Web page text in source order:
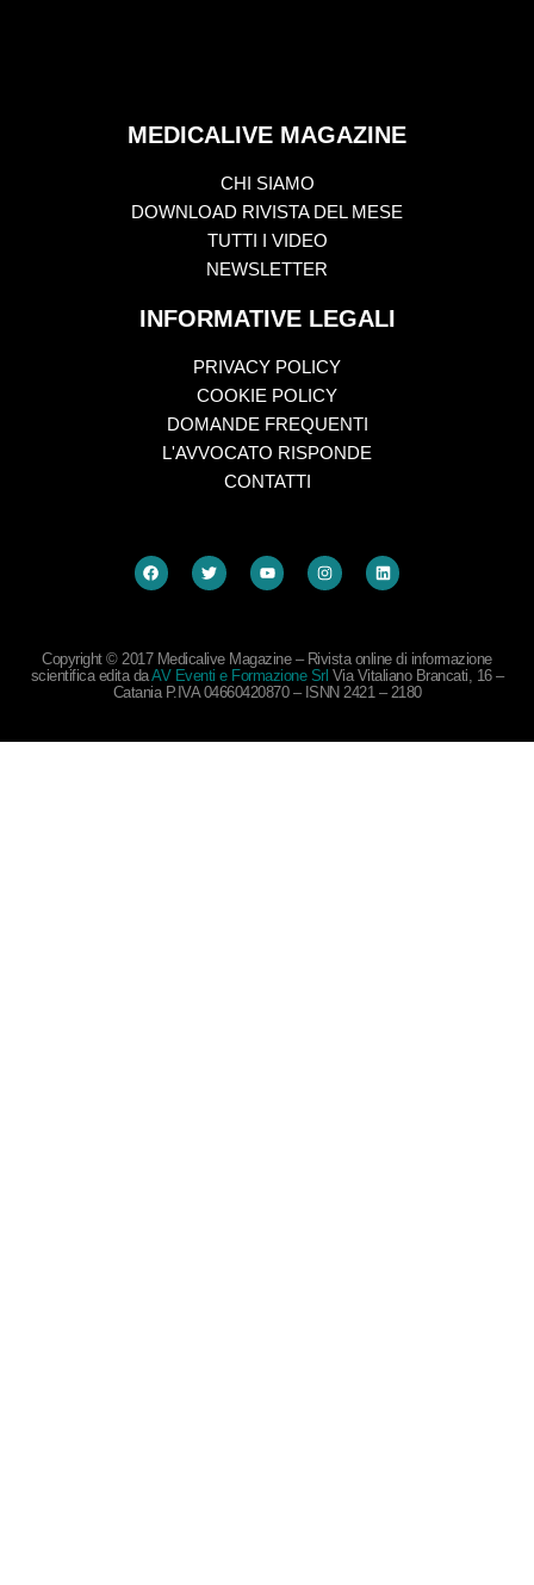
MEDICALIVE MAGAZINE
CHI SIAMO
DOWNLOAD RIVISTA DEL MESE
TUTTI I VIDEO
NEWSLETTER
INFORMATIVE LEGALI
PRIVACY POLICY
COOKIE POLICY
DOMANDE FREQUENTI
L'AVVOCATO RISPONDE
CONTATTI
Copyright © 2017 Medicalive Magazine – Rivista online di informazione
scientifica edita daAV Eventi e Formazione Srl Via Vitaliano Brancati, 16 –
Catania P.IVA 04660420870 – ISNN 2421 – 2180